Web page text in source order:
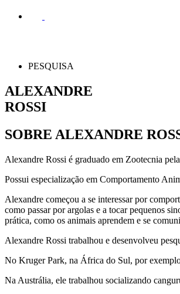
PESQUISA
ALEXANDRE
ROSSI
SOBRE ALEXANDRE
Alexandre Rossi é graduado em Zootecnia
Possui especialização em Comportamento
Alexandre começou a se interessar por
como passar por argolas e a tocar pequenos
prática, como os animais aprendem e se
Alexandre Rossi trabalhou e desenvolveu
No Kruger Park, na África do Sul, por
Na Austrália, ele trabalhou socializando